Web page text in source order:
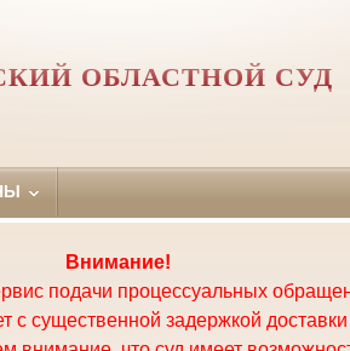
ОБЛАСТНОЙ СУД
Внимание!
подачи процессуальных
с существенной задержкой